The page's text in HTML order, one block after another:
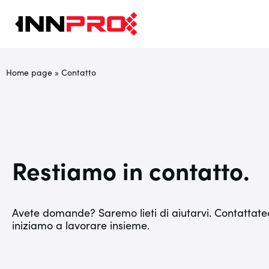
Home page » Contatto
Restiamo in contatto.
Avete domande? Saremo lieti di aiutarvi.
iniziamo a lavorare insieme.